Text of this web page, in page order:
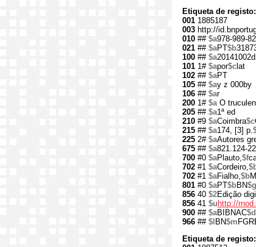
Etiqueta de registo:
001 1885187
003 http://
010 ## $a978-989-
021 ## $aPT$b
100 ## $a
101 1# $apor$c lat
102 ## $aPT
105 ## $ay z 000by
106 ## $ar
200 1# $aO
205 ## $a1ª ed
210 #9 $aCoimbra$c
215 ## $a174, [3] p.
225 2# $aAutores
675 ## $a821.124-
700 #0 $aPlauto,$f
702 #1 $aCordeiro,
702 #1 $aFialho,$b
801 #0 $aPT$bBN$g
856 40 $2Edição
856 41 $u http://
900 ## $aBIBNAC$d
966 ## $l BN$m
Etiqueta de registo: